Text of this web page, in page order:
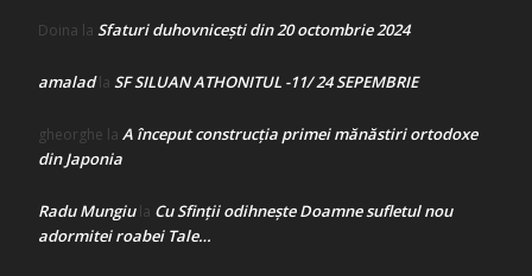
Doina la Sfaturi duhovnicești din 20 octombrie 2024
amaladla SF SILUAN ATHONITUL -11/ 24 SEPEMBRIE
gheorghe la A început construcţia primei mănăstiri ortodoxe
din Japonia
Radu Mungiula Cu Sfinții odihnește Doamne sufletul nou
adormitei roabei Tale…